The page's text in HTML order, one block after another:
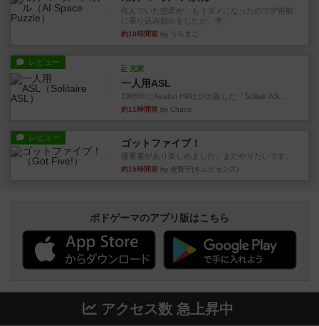
住んでいた惑星が、もうダメになったので宇宙船
に乗り込み脱出をしたが、宇...
約10時間前 by うらまこ
レビュー
充実
一人用ASL
1995年にAvalon Hill社が出版した『Solitair AS...
約11時間前 by Chaco
レビュー ゴットファイブ！
運要素があり楽しめました。またやりたいです。
約15時間前 by 金賢守(キムヒョンス)
ボドゲーマのアプリ版はこちら
アクセス数 急上昇中